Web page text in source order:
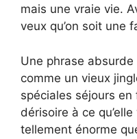
mais une vraie vie.
veux qu’on soit une
Une phrase absurde
comme un vieux
spéciales séjours en
dérisoire à ce
tellement énorme